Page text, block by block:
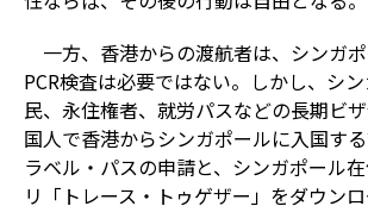
一方、香港からの渡航者は、シンガ
PCR検査は必要ではない。しかし、シ
民、永住権者、就労パスなどの長期ビ
国人で香港からシンガポールに入国す
ラベル・パスの申請と、シンガポール
リ「トレース・トゥゲザー」をダウン